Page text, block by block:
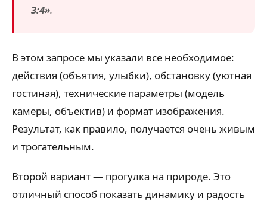
3:4».
В этом запросе мы указали все необходимое:
действия (объятия, улыбки), обстановку (уютная
гостиная), технические параметры (модель
камеры, объектив) и формат изображения.
Результат, как правило, получается очень живым
и трогательным.
Второй вариант — прогулка на природе. Это
отличный способ показать динамику и радость